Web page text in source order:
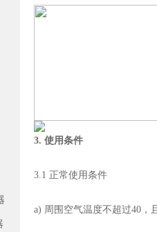
3. 使用条件
3.1 正常使用条件
a) 周围空气温度不超过40，